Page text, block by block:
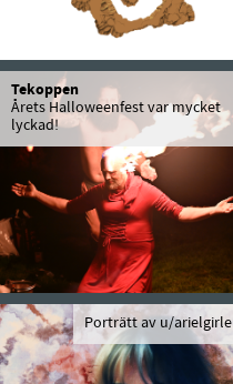
Tekoppen
Årets Halloweenfest var mycket
lyckad!
Porträtt av u/arielgirle